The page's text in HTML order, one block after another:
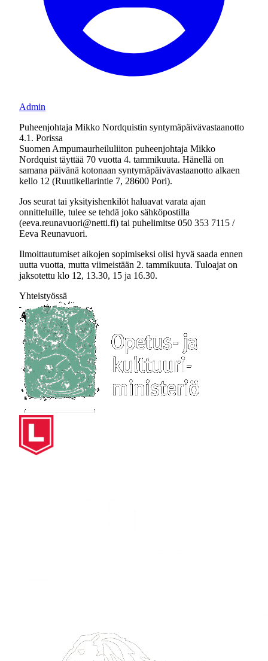
Admin
Puheenjohtaja Mikko Nordquistin syntymäpäivävastaanotto
4.1. Porissa
Suomen Ampumaurheiluliiton puheenjohtaja Mikko
Nordquist täyttää 70 vuotta 4. tammikuuta. Hänellä on
samana päivänä kotonaan syntymäpäivävastaanotto alkaen
kello 12 (Ruutikellarintie 7, 28600 Pori).
Jos seurat tai yksityishenkilöt haluavat varata ajan
onnitteluille, tulee se tehdä joko sähköpostilla
(eeva.reunavuori@netti.fi) tai puhelimitse 050 353 7115 /
Eeva Reunavuori.
Ilmoittautumiset aikojen sopimiseksi olisi hyvä saada ennen
uutta vuotta, mutta viimeistään 2. tammikuuta. Tuloajat on
jaksotettu klo 12, 13.30, 15 ja 16.30.
Yhteistyössä